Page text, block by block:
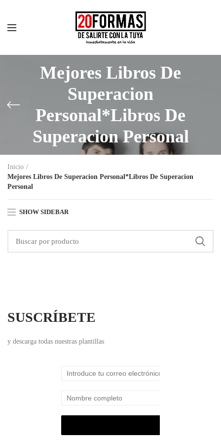
Mejores Libros De
Superacion
Personal*Libros De
Superacion Personal
Inicio
Mejores Libros De Superacion Personal*Libros De Superacion
Personal
SHOW SIDEBAR
SUSCRÍBETE
y descarga todas nuestras plantillas